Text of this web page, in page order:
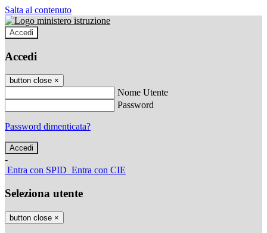
Salta al contenuto
Accedi
Accedi
button close ×
Nome Utente
Password
Password dimenticata?
-
Entra con SPID Entra con CIE
Seleziona utente
button close ×